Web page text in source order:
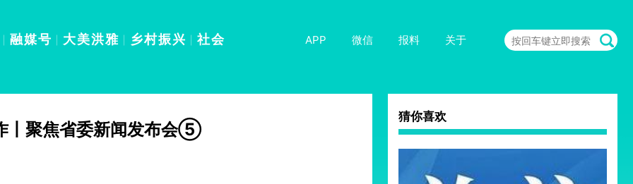
融媒号 大美洪雅 乡村振兴 社会 APP 微信 报料 关于
丨聚焦省委新闻发布会⑤
猜你喜欢